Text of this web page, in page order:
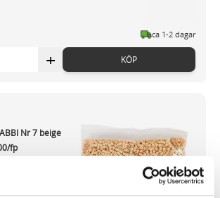
ca 1-2 dagar
+ KÖP
Nr 7 beige
fp